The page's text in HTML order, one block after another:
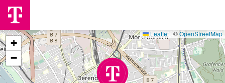
+
−
Leaflet |©OpenStreetMap